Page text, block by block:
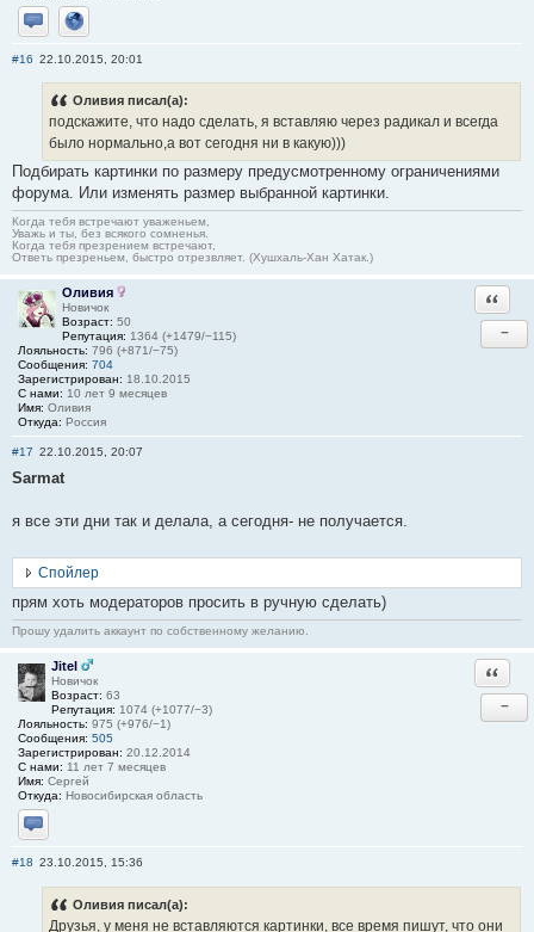
Отправить личное сообщение
Сайт
#16 22.10.2015, 20:01
Оливия писал(а):
подскажите, что надо сделать, я вставляю через радикал и всегда
было нормально,а вот сегодня ни в какую)))
Подбирать картинки по размеру предусмотренному ограничениями
форума. Или изменять размер выбранной картинки.
Когда тебя встречают уваженьем,
Уважь и ты, без всякого сомненья.
Когда тебя презрением встречают,
Ответь презреньем, быстро отрезвляет. (Хушхаль-Хан Хатак.)
Оливия
Новичок
Возраст: 50
Репутация: 1364 (+1479/−115)
Лояльность: 796 (+871/−75)
Сообщения: 704
Зарегистрирован: 18.10.2015
С нами: 10 лет 9 месяцев
Имя: Оливия
Откуда: Россия
−
#17 22.10.2015, 20:07
Sarmat
я все эти дни так и делала, а сегодня- не получается.
Спойлер
прям хоть модераторов просить в ручную сделать)
Прошу удалить аккаунт по собственному желанию.
Jitel
Новичок
Возраст: 63
Репутация: 1074 (+1077/−3)
Лояльность: 975 (+976/−1)
Сообщения: 505
Зарегистрирован: 20.12.2014
С нами: 11 лет 7 месяцев
Имя: Сергей
Откуда: Новосибирская область
Отправить личное сообщение
−
#18 23.10.2015, 15:36
Оливия писал(а):
Друзья, у меня не вставляются картинки, все время пишут, что они